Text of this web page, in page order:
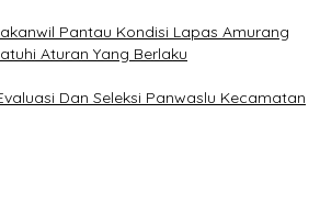
Pantau Kondisi Lapas Amurang
Aturan Yang Berlaku
Dan Seleksi Panwaslu Kecamatan